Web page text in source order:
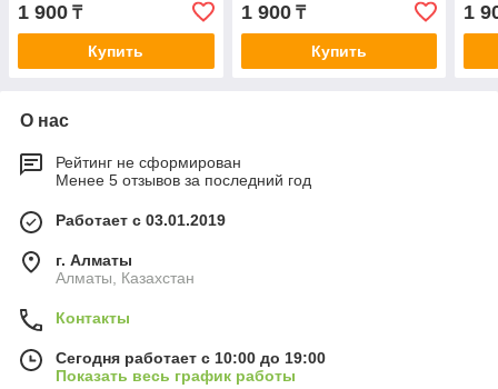
1 900 ₸
Купить
1 900₸
Купить
1
О нас
Рейтинг не сформирован
Менее 5 отзывов за последний год
Работает с 03.01.2019
г. Алматы
Алматы, Казахстан
Контакты
Сегодня работает с 10:00 до 19:00
Показать весь график работы